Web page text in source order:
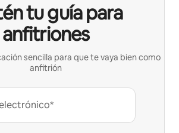
tu guía para
anfitriones
sencilla para que te vaya bien como
anfitrión